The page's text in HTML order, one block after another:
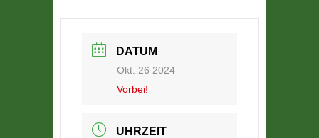
DATUM
Okt. 26 2024
Vorbei!
UHRZEIT